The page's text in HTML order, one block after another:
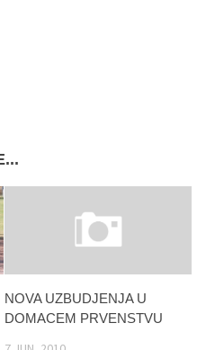
NOVA UZBUDJENJA U
DOMACEM PRVENSTVU